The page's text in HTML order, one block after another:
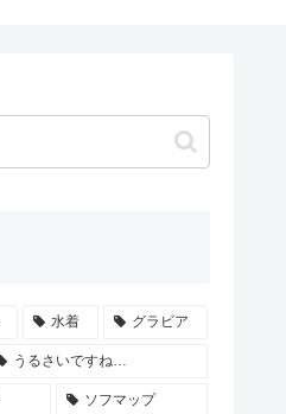
水着 グラビア
うるさいですね…
ソフマップ